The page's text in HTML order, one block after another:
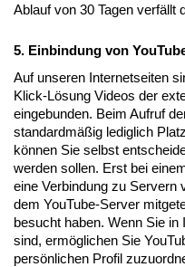
Ablauf von 30 Tagen verfällt
5. Einbindung von
Auf unseren Internetseiten
Klick-Lösung Videos der
eingebunden. Beim Aufruf
standardmäßig lediglich
können Sie selbst
werden sollen. Erst bei
eine Verbindung zu Servern
dem YouTube-Server
besucht haben. Wenn Sie
sind, ermöglichen Sie
persönlichen Profil